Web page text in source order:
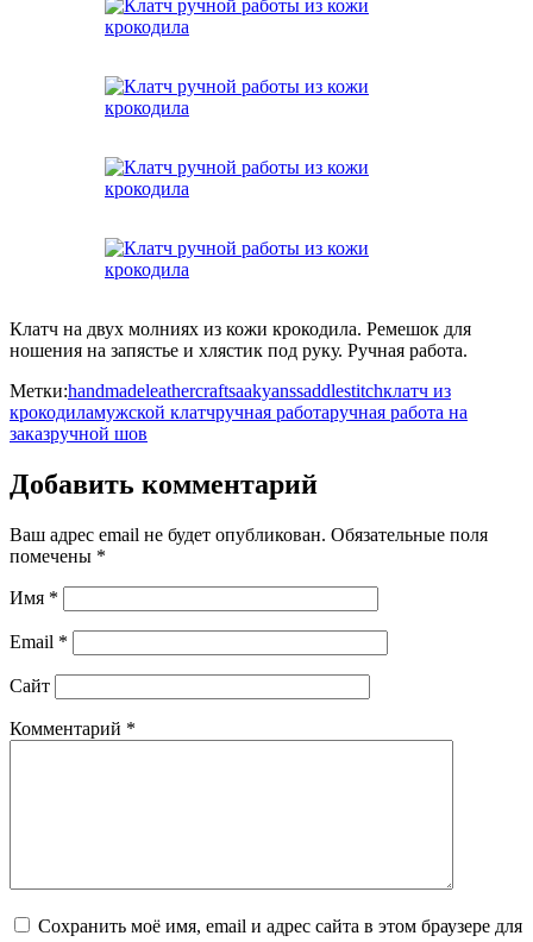
Клатч на двух молниях из кожи крокодила. Ремешок для
ношения на запястье и хлястик под руку. Ручная работа.
Метки:handmadeleathercraftsaakyanssaddlestitchклатч из
крокодиламужской клатчручная работаручная работа на
заказручной шов
Добавить комментарий
Ваш адрес email не будет опубликован. Обязательные поля
помечены *
Имя *
Email *
Сайт
Комментарий *
Сохранить моё имя, email и адрес сайта в этом браузере для